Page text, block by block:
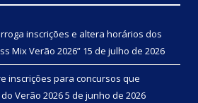
inscrições e altera horários dos
Mix Verão 2026” 15 de julho de 2026
inscrições para concursos que
Verão 20265 de junho de 2026